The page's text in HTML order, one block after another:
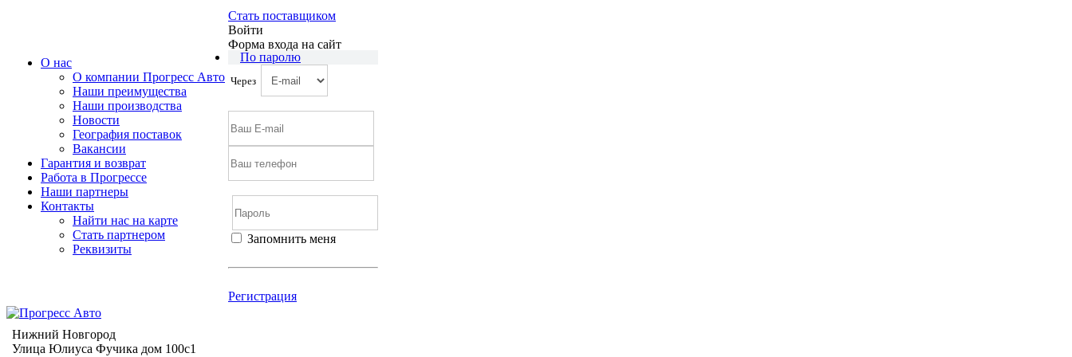
О нас
О компании Прогресс Авто
Наши преимущества
Наши производства
Новости
География поставок
Вакансии
Гарантия и возврат
Работа в Прогрессе
Наши партнеры
Контакты
Найти нас на карте
Cтать партнером
Реквизиты
Стать поставщиком
Войти
Форма входа на сайт
По паролю
Через
Запомнить меня
Регистрация
Нижний Новгород
Улица Юлиуса Фучика дом 100с1